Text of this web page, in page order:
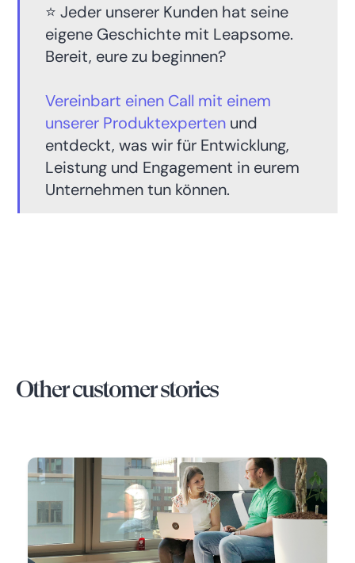
⭐️ Jeder unserer Kunden hat seine
eigene Geschichte mit Leapsome.
Bereit, eure zu beginnen?
Vereinbart einen Call mit einem
unserer Produktexpertenund
entdeckt, was wir für Entwicklung,
Leistung und Engagement in eurem
Unternehmen tun können.
Other customer stories